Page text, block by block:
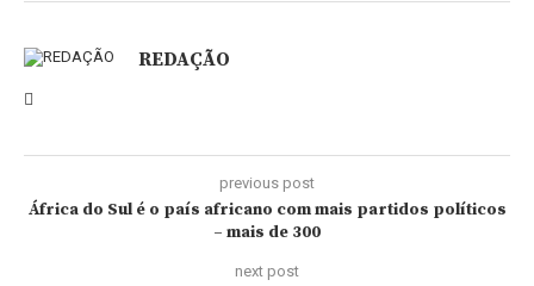
REDAÇÃO
previous post
África do Sul é o país africano com mais partidos políticos
– mais de 300
next post